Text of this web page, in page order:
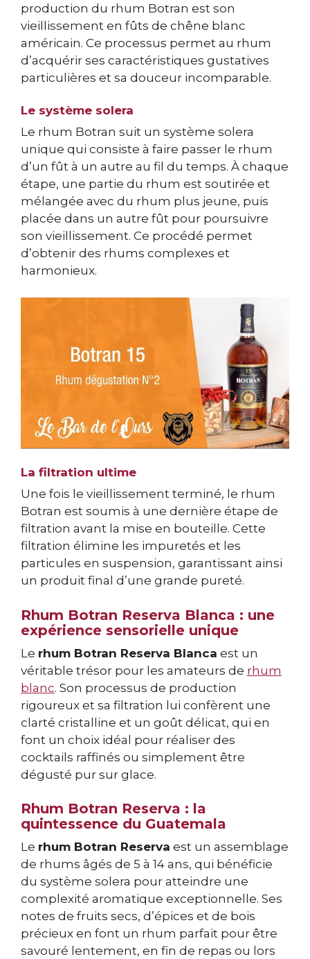
production du rhum Botran est son
vieillissement en fûts de chêne blanc
américain. Ce processus permet au rhum
d’acquérir ses caractéristiques gustatives
particulières et sa douceur incomparable.
Le système solera
Le rhum Botran suit un système solera
unique qui consiste à faire passer le rhum
d’un fût à un autre au fil du temps. À chaque
étape, une partie du rhum est soutirée et
mélangée avec du rhum plus jeune, puis
placée dans un autre fût pour poursuivre
son vieillissement. Ce procédé permet
d’obtenir des rhums complexes et
harmonieux.
La filtration ultime
Une fois le vieillissement terminé, le rhum
Botran est soumis à une dernière étape de
filtration avant la mise en bouteille. Cette
filtration élimine les impuretés et les
particules en suspension, garantissant ainsi
un produit final d’une grande pureté.
Rhum Botran Reserva Blanca : une
expérience sensorielle unique
Le rhum Botran Reserva Blanca est un
véritable trésor pour les amateurs de rhum
blanc. Son processus de production
rigoureux et sa filtration lui confèrent une
clarté cristalline et un goût délicat, qui en
font un choix idéal pour réaliser des
cocktails raffinés ou simplement être
dégusté pur sur glace.
Rhum Botran Reserva : la
quintessence du Guatemala
Le rhum Botran Reserva est un assemblage
de rhums âgés de 5 à 14 ans, qui bénéficie
du système solera pour atteindre une
complexité aromatique exceptionnelle. Ses
notes de fruits secs, d’épices et de bois
précieux en font un rhum parfait pour être
savouré lentement, en fin de repas ou lors